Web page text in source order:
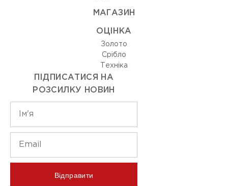
МАГАЗИН
ОЦIНКА
Золото
Срiбло
Технiка
ПІДПИСАТИСЯ НА
РОЗСИЛКУ НОВИН
Відправити